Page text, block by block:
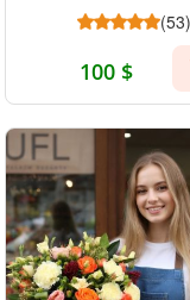
(53)
100 $